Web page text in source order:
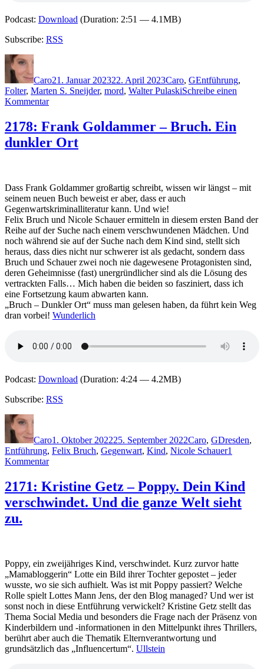
Podcast: Download (Duration: 2:51 — 4.1MB)
Subscribe: RSS
Autor
Caro21. Januar 202322. April 2023Caro, GEntführung,
Folter, Marten S. Sneijder, mord, Walter PulaskiSchreibe einen
Kommentarzu
Andreas
Gruber
–
2178: Frank Goldammer – Bruch. Ein
dunkler Ort
Dass Frank Goldammer großartig schreibt, wissen wir längst – mit
seinem neuen Buch beweist er aber, dass er auch
Gegenwartskriminalliteratur kann. Und wie!
Felix Bruch und Nicole Schauer ermitteln in diesem ersten Band der
Reihe auf der Suche nach einem verschwundenen Mädchen. Und
noch während sie auf der Suche nach dem Kind sind, stellt sich
heraus, dass dies nicht nur schwerer ist als gedacht, sondern dass
Bruch und Schauer zwei noch nie dagewesene Protagonisten sind,
deren Geheimnisse (fast) unergründlicher sind als die Lösung des
vertrackten Falls… Mich haben die beiden so fasziniert, dass ich
eine Fortsetzung kaum abwarten kann.
„Bruch – Dunkler Ort“ muss man gelesen haben, da führt kein Weg
dran vorbei! Wunderlich
Podcast: Download (Duration: 4:24 — 4.2MB)
Subscribe: RSS
Autor
Caro1. Oktober 202225. September 2022Caro, GDresden,
Entführung, Felix Bruch, Gegenwart, Kind, Nicole Schauer1
Kommentarzu
Frank
Goldammer
–
2171: Kristine Getz – Poppy. Dein Kind
verschwindet. Und die ganze Welt sieht
zu.
Poppy, ein zweijähriges Kind, verschwindet. Kurz zurvor hatte
„Mamabloggerin“ Lotte ein Bild ihrer Tochter gepostet – jeder
wusste, wo sie sich aufhielt. Was ist mit Poppy passiert? Welche
Rolle spielt Lottes Mann Jens, der den Blog managed? Und wer ist
sonst noch in diese Entführung verwickelt? Kristine Getz stellt das
Thema Social Media und besonders die Frage nach der Präsenz von
Kinderbildern und -informationen in den Mittelpunkt ihres Thrillers,
berührt aber auch die Thematik Elternverantwortung und
grundsätzlich das „Influencertum“. Ullstein